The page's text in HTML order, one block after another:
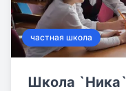
частная школа
Школа `Ника`